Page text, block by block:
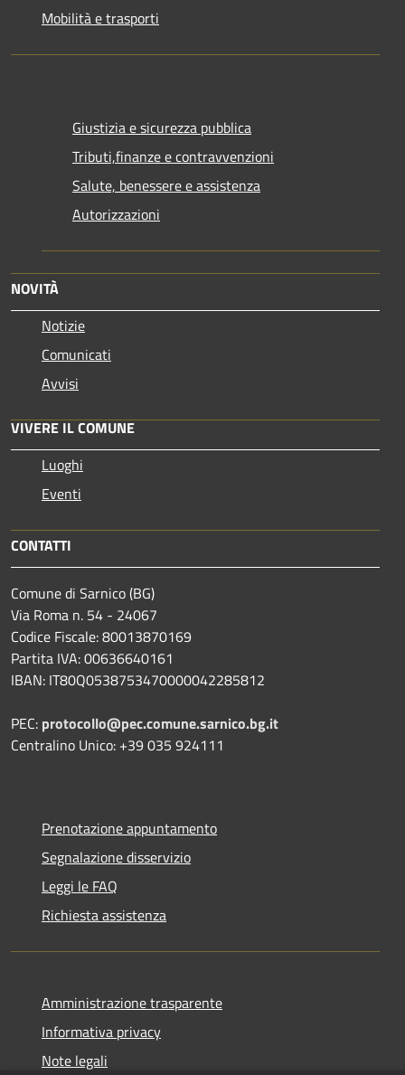
Mobilità e trasporti
Giustizia e sicurezza pubblica
Tributi,finanze e contravvenzioni
Salute, benessere e assistenza
Autorizzazioni
NOVITÀ
Notizie
Comunicati
Avvisi
VIVERE IL COMUNE
Luoghi
Eventi
CONTATTI
Comune di Sarnico (BG)
Via Roma n. 54 - 24067
Codice Fiscale: 80013870169
Partita IVA: 00636640161
IBAN: IT80Q0538753470000042285812
PEC: protocollo@pec.comune.sarnico.bg.it
Centralino Unico: +39 035 924111
Prenotazione appuntamento
Segnalazione disservizio
Leggi le FAQ
Richiesta assistenza
Amministrazione trasparente
Informativa privacy
Note legali